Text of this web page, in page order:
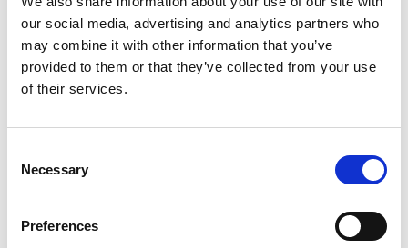
our social media, advertising and analytics partners who
may combine it with other information that you’ve
provided to them or that they’ve collected from your use
of their services.
Selection
Necessary
Preferences